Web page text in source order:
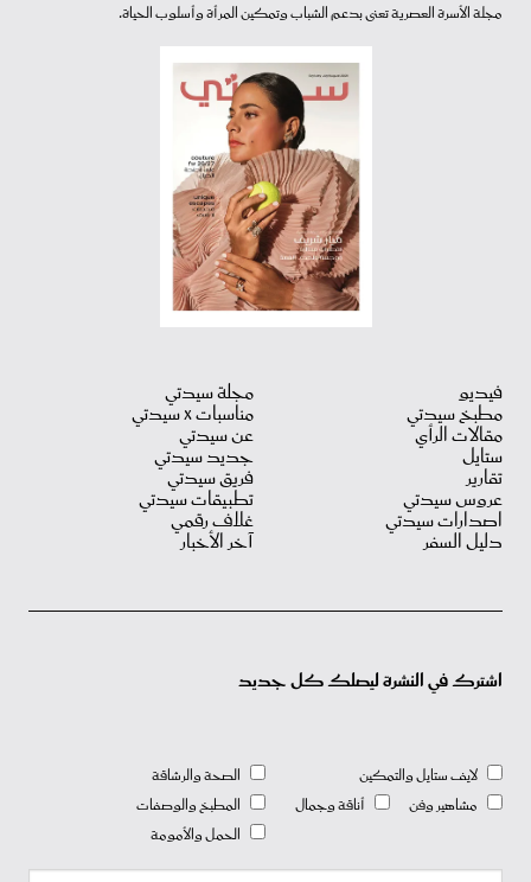
مجلة الأسرة العصرية تعنى بدعم الشباب وتمكين المرأة وأسلوب الحياة.
فيديو
مطبخ سيدتي
مقالات الرأي
ستايل
تقارير
عروس سيدتي
اصدارات سيدتي
دليل السفر
مجلة سيدتي
مناسبات X سيدتي
عن سيدتي
جديد سيدتي
فريق سيدتي
تطبيقات سيدتي
غلاف رقمي
آخر الأخبار
اشترك في النشرة ليصلك كل جديد
لايف ستايل والتمكين
مشاهير وفن
أناقة وجمال
الصحة والرشاقة
المطبخ والوصفات
الحمل والأمومة